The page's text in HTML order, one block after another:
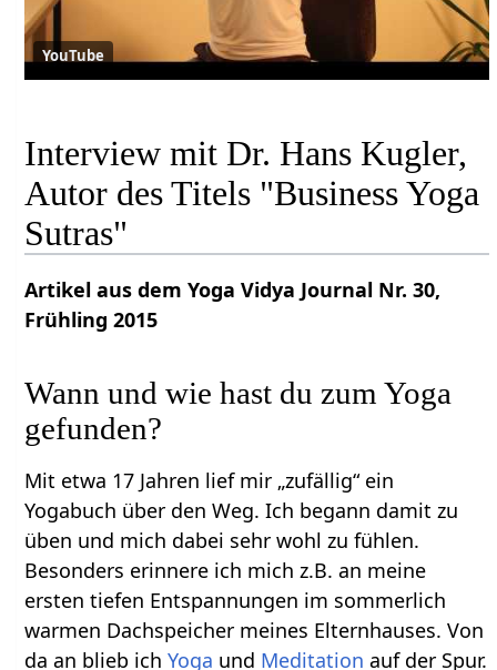
YouTube
Interview mit Dr. Hans Kugler,
Autor des Titels "Business Yoga
Sutras"
Artikel aus dem Yoga Vidya Journal Nr. 30,
Frühling 2015
Wann und wie hast du zum Yoga
gefunden?
Mit etwa 17 Jahren lief mir „zufällig“ ein
Yogabuch über den Weg. Ich begann damit zu
üben und mich dabei sehr wohl zu fühlen.
Besonders erinnere ich mich z.B. an meine
ersten tiefen Entspannungen im sommerlich
warmen Dachspeicher meines Elternhauses. Von
da an blieb ichYoga und Meditation auf der Spur.